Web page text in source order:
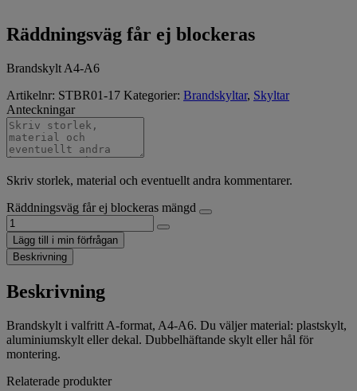
Räddningsväg får ej blockeras
Brandskylt A4-A6
Artikelnr: STBR01-17 Kategorier: Brandskyltar, Skyltar
Anteckningar
Skriv storlek, material och eventuellt andra kommentarer.
Räddningsväg får ej blockeras mängd
Lägg till i min förfrågan
Beskrivning
Beskrivning
Brandskylt i valfritt A-format, A4-A6. Du väljer material: plastskylt,
aluminiumskylt eller dekal. Dubbelhäftande skylt eller hål för
montering.
Relaterade produkter